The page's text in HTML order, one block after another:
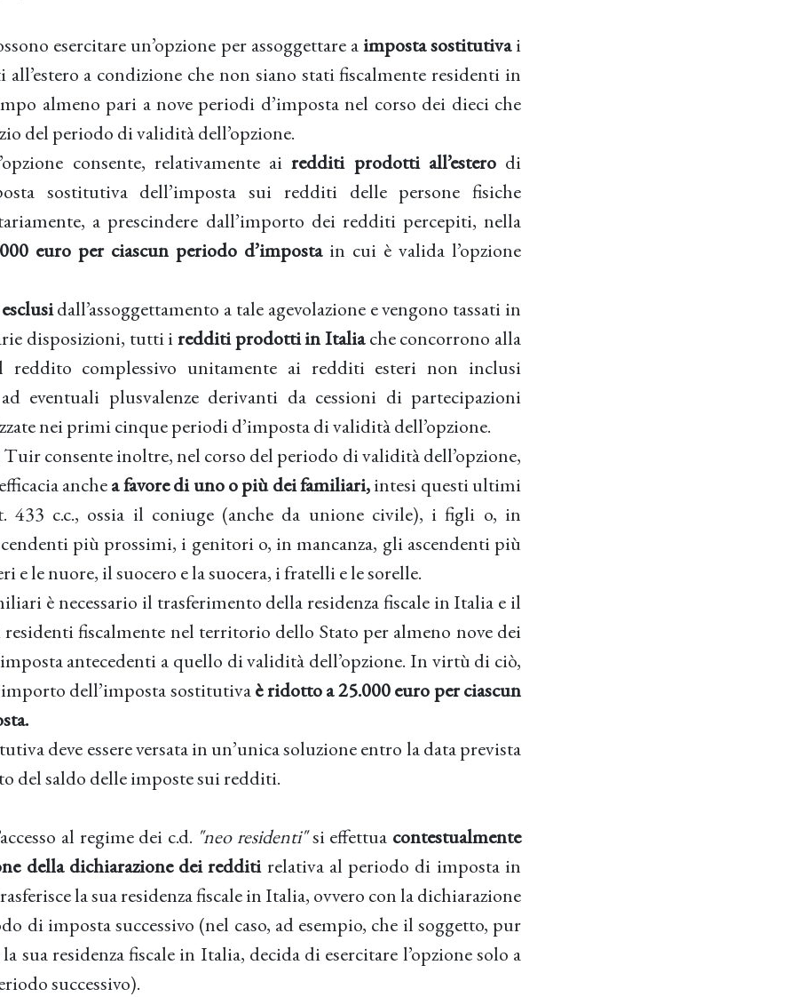
esercitare un’opzione per assoggettare aimposta sostitutivai
a condizione che non siano stati fiscalmente residenti in
almeno pari a nove periodi d’imposta nel corso dei dieci che
del periodo di validità dell’opzione.
consente, relativamente airedditi prodotti all’esterodi
sostitutiva dell’imposta sui redditi delle persone fisiche
a prescindere dall’importo dei redditi percepiti, nella
euro per ciascun periodo d’imposta in cui è valida l’opzione
esclusidall’assoggettamento a tale agevolazione e vengono tassati in
disposizioni, tutti iredditi prodotti in Italiache concorrono alla
reddito complessivo unitamente ai redditi esteri non inclusi
eventuali plusvalenze derivanti da cessioni di partecipazioni
nei primi cinque periodi d’imposta di validità dell’opzione.
Tuir consente inoltre, nel corso del periodo di validità dell’opzione,
anchea favore di uno o più dei familiari,intesi questi ultimi
433 c.c., ossia il coniuge (anche da unione civile), i figli o, in
più prossimi, i genitori o, in mancanza, gli ascendenti più
e le nuore, il suocero e la suocera, i fratelli e le sorelle.
è necessario il trasferimento della residenza fiscale in Italia e il
residenti fiscalmente nel territorio dello Stato per almeno nove dei
antecedenti a quello di validità dell’opzione. In virtù di ciò,
dell’imposta sostitutivaè ridotto a 25.000 euro per ciascun
deve essere versata in un’unica soluzione entro la data prevista
del saldo delle imposte sui redditi.
al regime dei c.d. "neo residenti"si effettua contestualmente
della dichiarazione dei redditi relativa al periodo di imposta in
la sua residenza fiscale in Italia, ovvero con la dichiarazione
di imposta successivo (nel caso, ad esempio, che il soggetto, pur
sua residenza fiscale in Italia, decida di esercitare l’opzione solo a
successivo).